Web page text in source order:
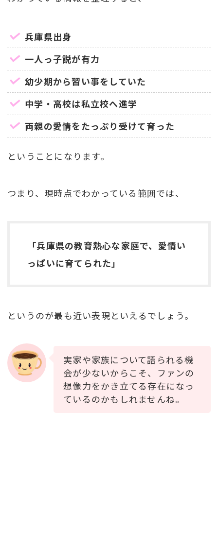
兵庫県出身
一人っ子説が有力
幼少期から習い事をしていた
中学・高校は私立校へ進学
両親の愛情をたっぷり受けて育った
ということになります。
つまり、現時点でわかっている範囲では、
「兵庫県の教育熱心な家庭で、愛情い
っぱいに育てられた」
というのが最も近い表現といえるでしょう。
実家や家族について語られる機
会が少ないからこそ、ファンの
想像力をかき立てる存在になっ
ているのかもしれませんね。